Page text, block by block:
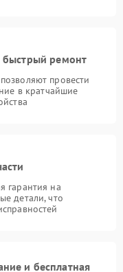
быстрый ремонт
провести
в кратчайшие
гарантия на
детали, что
и бесплатная